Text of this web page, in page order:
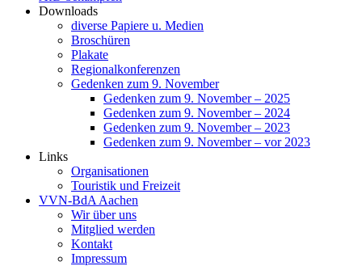
Downloads
diverse Papiere u. Medien
Broschüren
Plakate
Regionalkonferenzen
Gedenken zum 9. November
Gedenken zum 9. November – 2025
Gedenken zum 9. November – 2024
Gedenken zum 9. November – 2023
Gedenken zum 9. November – vor 2023
Links
Organisationen
Touristik und Freizeit
VVN-BdA Aachen
Wir über uns
Mitglied werden
Kontakt
Impressum